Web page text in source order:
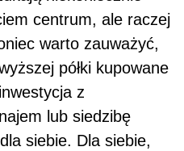
centrum, ale raczej
warto zauważyć,
półki kupowane
z
lub siedzibę
siebie. Dla siebie,